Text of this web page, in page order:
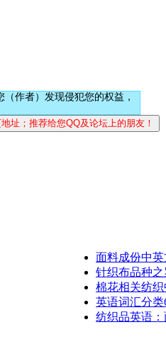
作者）发现侵犯您的权益，
面料成份中英
针织布品种
棉花相关纺
英语词汇分类
纺织品英语